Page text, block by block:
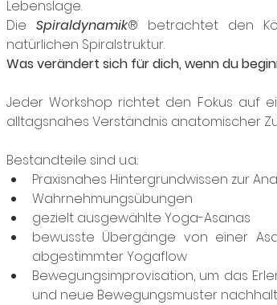
Lebenslage.
Die Spiraldynamik®
betrachtet den
natürlichen Spiralstruktur.
Was verändert sich für dich, wenn du
Jeder Workshop richtet den Fokus auf
alltagsnahes Verständnis anatomischer
Bestandteile sind u.a.:
Praxisnahes Hintergrundwissen zur
Wahrnehmungsübungen
gezielt ausgewählte Yoga-Asanas
bewusste Übergänge von einer
abgestimmter Yogaflow
Bewegungsimprovisation, um das
und neue Bewegungsmuster